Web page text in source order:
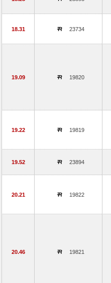
18.31 23734
19.09 19820
19.22 19819
19.52 23894
20.21 19822
20.46 19821